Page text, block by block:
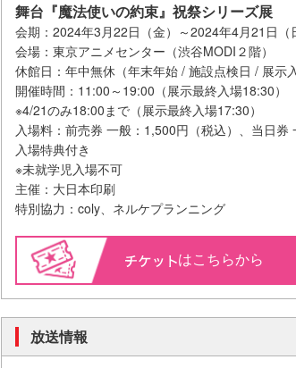
舞台『魔法使いの約束』祝祭シリーズ展
会期：2024年3月22日（金）～2024年4月21日（
会場：東京アニメセンター（渋谷MODI２階）
休館日：年中無休（年末年始 / 施設点検日 / 展示
開催時間：11:00～19:00（展示最終入場18:30）
※4/21のみ18:00まで（展示最終入場17:30）
入場料：前売券 一般：1,500円（税込）、当日券
入場特典付き
※未就学児入場不可
主催：大日本印刷
特別協力：coly、ネルケプランニング
はこちらから
放送情報